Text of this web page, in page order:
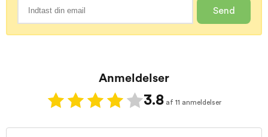
Send
Anmeldelser
3.8 af 11 anmeldelser